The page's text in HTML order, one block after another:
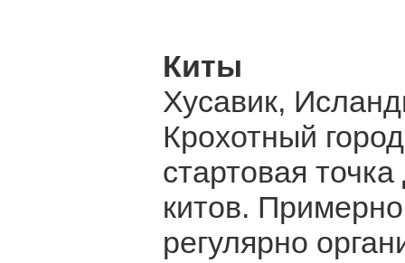
Киты
Хусавик,
Крохотный
стартовая
китов.
регулярно